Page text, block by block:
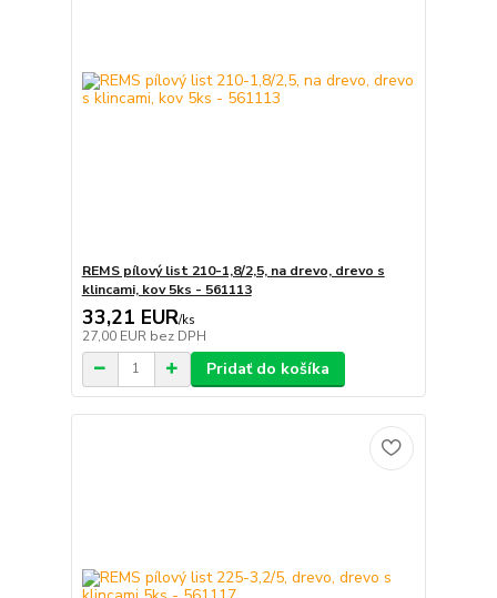
REMS pílový list 210-1,8/2,5, na drevo, drevo s
klincami, kov 5ks - 561113
33,21 EUR/ks
27,00 EUR bez DPH
Pridať do košíka